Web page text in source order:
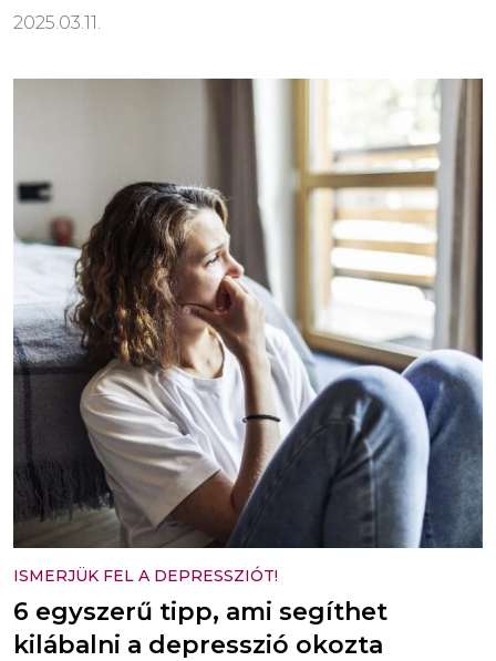
2025.03.11.
ISMERJÜK FEL A DEPRESSZIÓT!
6 egyszerű tipp, ami segíthet
kilábalni a depresszió okozta